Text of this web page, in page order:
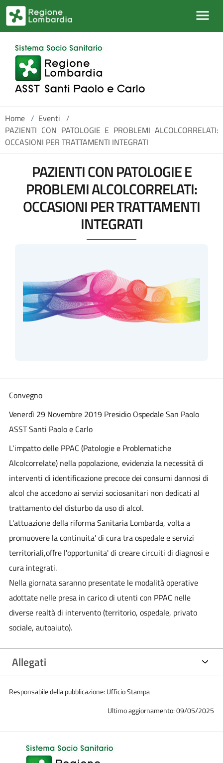
Salta al contenuto principale
Home / Eventi /
PAZIENTI CON PATOLOGIE E PROBLEMI ALCOLCORRELATI:
OCCASIONI PER TRATTAMENTI INTEGRATI
PAZIENTI CON PATOLOGIE E
PROBLEMI ALCOLCORRELATI:
OCCASIONI PER TRATTAMENTI
INTEGRATI
Convegno
Venerdì 29 Novembre 2019 Presidio Ospedale San Paolo
ASST Santi Paolo e Carlo
L‘impatto delle PPAC (Patologie e Problematiche
Alcolcorrelate) nella popolazione, evidenzia la necessità di
interventi di identificazione precoce dei consumi dannosi di
alcol che accedono ai servizi sociosanitari non dedicati al
trattamento del disturbo da uso di alcol.
L'attuazione della riforma Sanitaria Lombarda, volta a
promuovere la continuita' di cura tra ospedale e servizi
territoriali,offre l'opportunita' di creare circuiti di diagnosi e
cura integrati.
Nella giornata saranno presentate le modalità operative
adottate nelle presa in carico di utenti con PPAC nelle
diverse realtà di intervento (territorio, ospedale, privato
sociale, autoaiuto).
Allegati
Responsabile della pubblicazione: Ufficio Stampa
Ultimo aggiornamento: 09/05/2025